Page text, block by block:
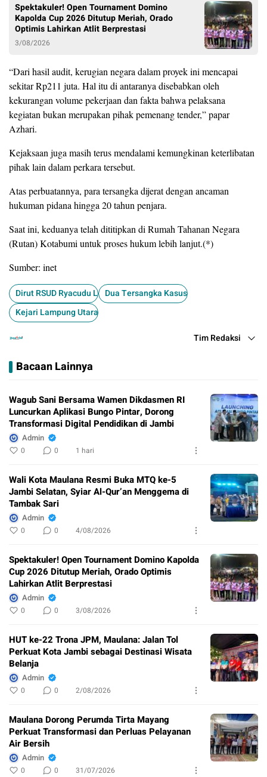
Spektakuler! Open Tournament Domino
Kapolda Cup 2026 Ditutup Meriah, Orado
Optimis Lahirkan Atlit Berprestasi
3/08/2026
“Dari hasil audit, kerugian negara dalam proyek ini mencapai
sekitar Rp211 juta. Hal itu di antaranya disebabkan oleh
kekurangan volume pekerjaan dan fakta bahwa pelaksana
kegiatan bukan merupakan pihak pemenang tender,” papar
Azhari.
Kejaksaan juga masih terus mendalami kemungkinan keterlibatan
pihak lain dalam perkara tersebut.
Atas perbuatannya, para tersangka dijerat dengan ancaman
hukuman pidana hingga 20 tahun penjara.
Saat ini, keduanya telah dititipkan di Rumah Tahanan Negara
(Rutan) Kotabumi untuk proses hukum lebih lanjut.(*)
Sumber: inet
Dirut RSUD Ryacudu Lampung Utara ditahan
Dua Tersangka Kasus Korupsi RSUD
Kejari Lampung Utara
Tim Redaksi
Bacaan Lainnya
Wagub Sani Bersama Wamen Dikdasmen RI
Luncurkan Aplikasi Bungo Pintar, Dorong
Transformasi Digital Pendidikan di Jambi
Admin
0 0 1 hari
Wali Kota Maulana Resmi Buka MTQ ke-5
Jambi Selatan, Syiar Al-Qur’an Menggema di
Tambak Sari
Admin
0 0 4/08/2026
Spektakuler! Open Tournament Domino Kapolda
Cup 2026 Ditutup Meriah, Orado Optimis
Lahirkan Atlit Berprestasi
Admin
0 0 3/08/2026
HUT ke-22 Trona JPM, Maulana: Jalan Tol
Perkuat Kota Jambi sebagai Destinasi Wisata
Belanja
Admin
0 0 2/08/2026
Maulana Dorong Perumda Tirta Mayang
Perkuat Transformasi dan Perluas Pelayanan
Air Bersih
Admin
0 0 31/07/2026